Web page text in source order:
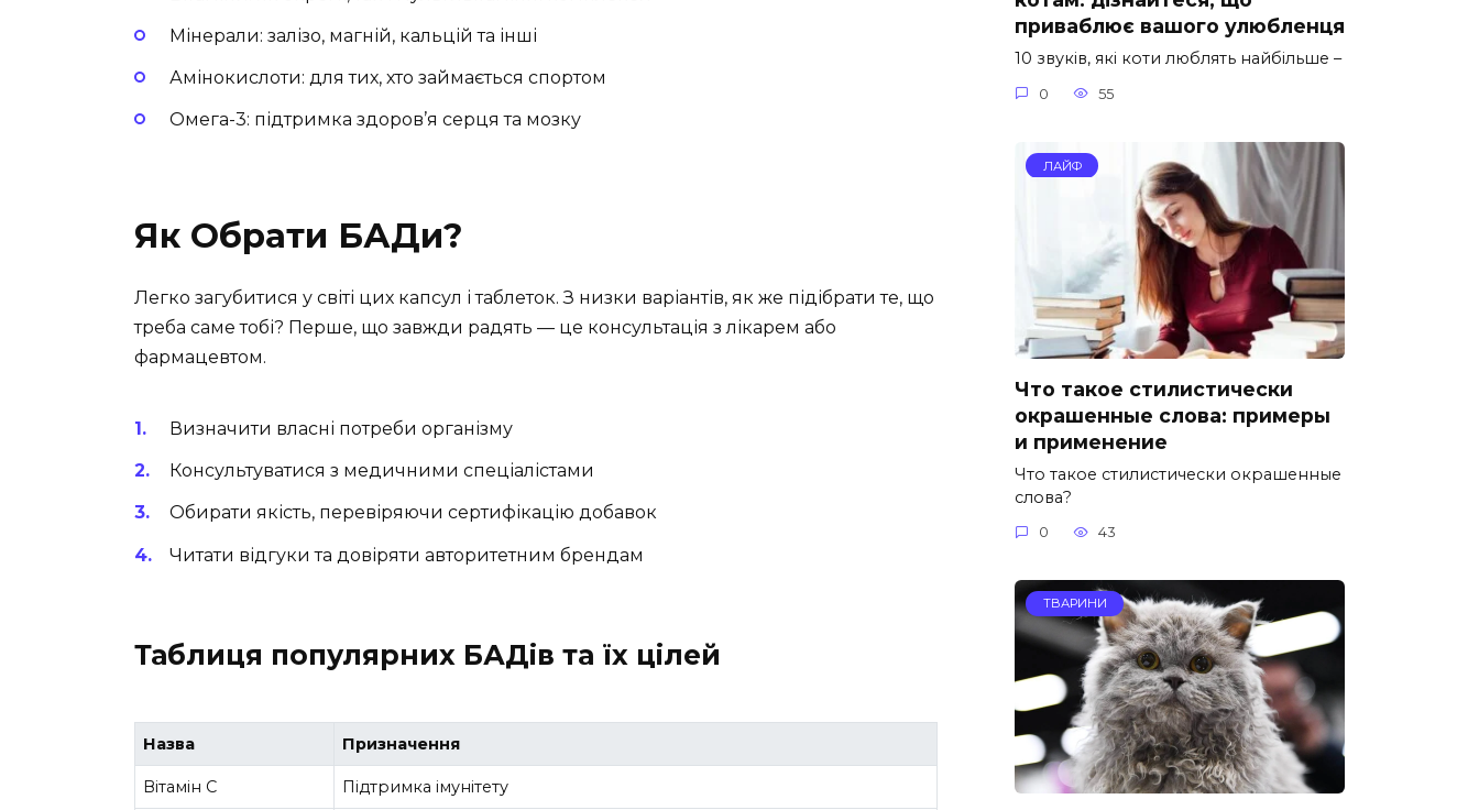
Мінерали: залізо, магній, кальцій та інші
Амінокислоти: для тих, хто займається спортом
Омега-3: підтримка здоров’я серця та мозку
Як Обрати БАДи?
Легко загубитися у світі цих капсул і таблеток. З низки варіантів, як же підібрати те, що
треба саме тобі? Перше, що завжди радять — це консультація з лікарем або
фармацевтом.
Визначити власні потреби організму
Консультуватися з медичними спеціалістами
Обирати якість, перевіряючи сертифікацію добавок
Читати відгуки та довіряти авторитетним брендам
Таблиця популярних БАДів та їх цілей
Назва Призначення
Вітамін С Підтримка імунітету
приваблює вашого улюбленця
10 звуків, які коти люблять найбільше –
0 55
ЛАЙФ
Что такое стилистически
окрашенные слова: примеры
и применение
Что такое стилистически окрашенные
слова?
0 43
ТВАРИНИ